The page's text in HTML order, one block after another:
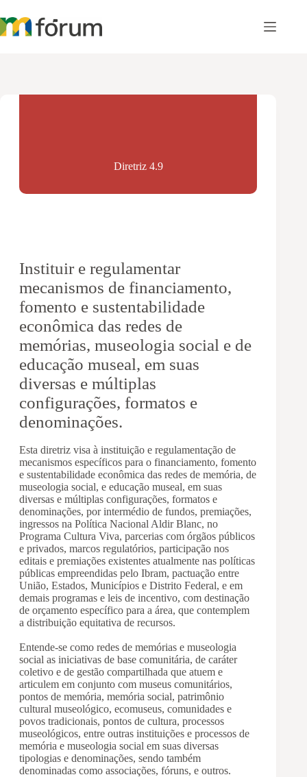
para
o
Diretriz 4.9
Instituir e regulamentar
mecanismos de financiamento,
fomento e sustentabilidade
econômica das redes de
memórias, museologia social e de
educação museal, em suas
diversas e múltiplas
configurações, formatos e
denominações.
Esta diretriz visa à instituição e regulamentação de
mecanismos específicos para o financiamento, fomento
e sustentabilidade econômica das redes de memória, de
museologia social, e educação museal, em suas
diversas e múltiplas configurações, formatos e
denominações, por intermédio de fundos, premiações,
ingressos na Política Nacional Aldir Blanc, no
Programa Cultura Viva, parcerias com órgãos públicos
e privados, marcos regulatórios, participação nos
editais e premiações existentes atualmente nas políticas
públicas empreendidas pelo Ibram, pactuação entre
União, Estados, Municípios e Distrito Federal, e em
demais programas e leis de incentivo, com destinação
de orçamento específico para a área, que contemplem
a distribuição equitativa de recursos.
Entende-se como redes de memórias e museologia
social as iniciativas de base comunitária, de caráter
coletivo e de gestão compartilhada que atuem e
articulem em conjunto com museus comunitários,
pontos de memória, memória social, patrimônio
cultural museológico, ecomuseus, comunidades e
povos tradicionais, pontos de cultura, processos
museológicos, entre outras instituições e processos de
memória e museologia social em suas diversas
tipologias e denominações, sendo também
denominadas como associações, fóruns, e outros.